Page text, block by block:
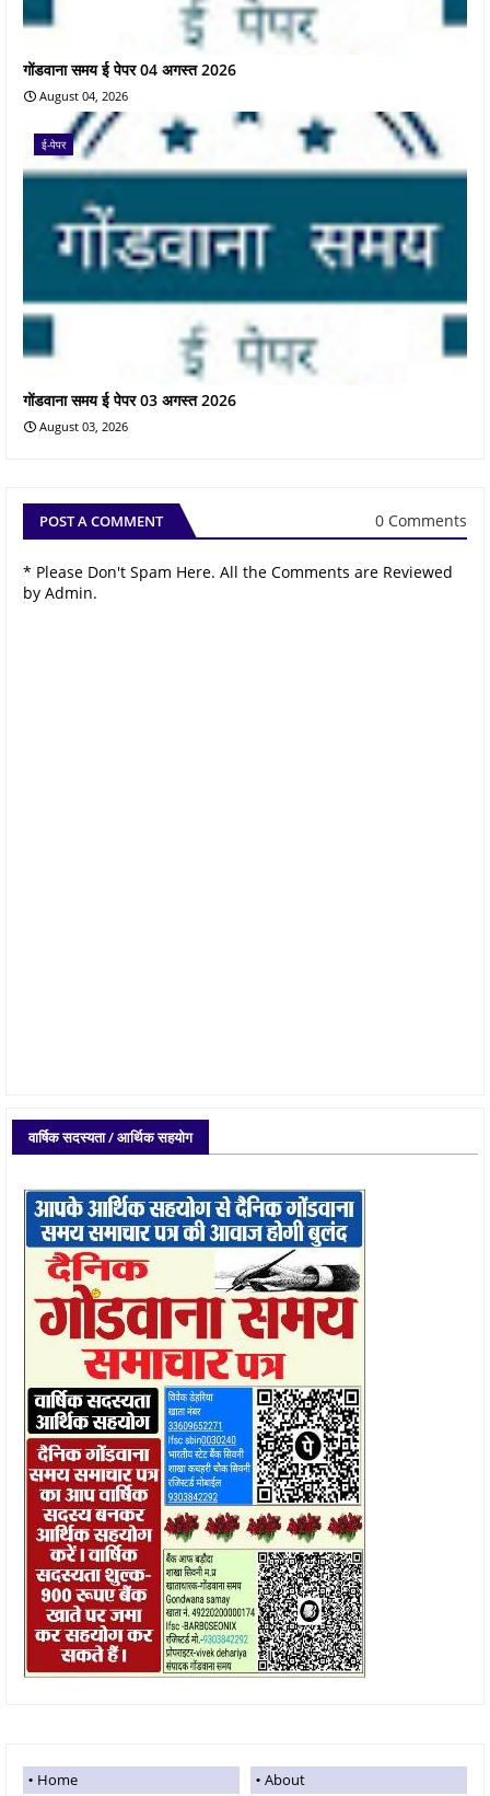
गोंडवाना समय ई पेपर 04 अगस्त 2026
August 04, 2026
ई-पेपर
गोंडवाना समय ई पेपर 03 अगस्त 2026
August 03, 2026
POST A COMMENT 0 Comments
* Please Don't Spam Here. All the Comments are Reviewed
by Admin.
वार्षिक सदस्यता / आर्थिक सहयोग
Home About